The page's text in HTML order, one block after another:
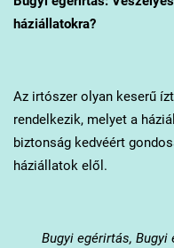
háziállatokra?
Az irtószer olyan keserű
rendelkezik, melyet a
biztonság kedvéért
háziállatok elől.
Bugyi egérirtás, Bugyi